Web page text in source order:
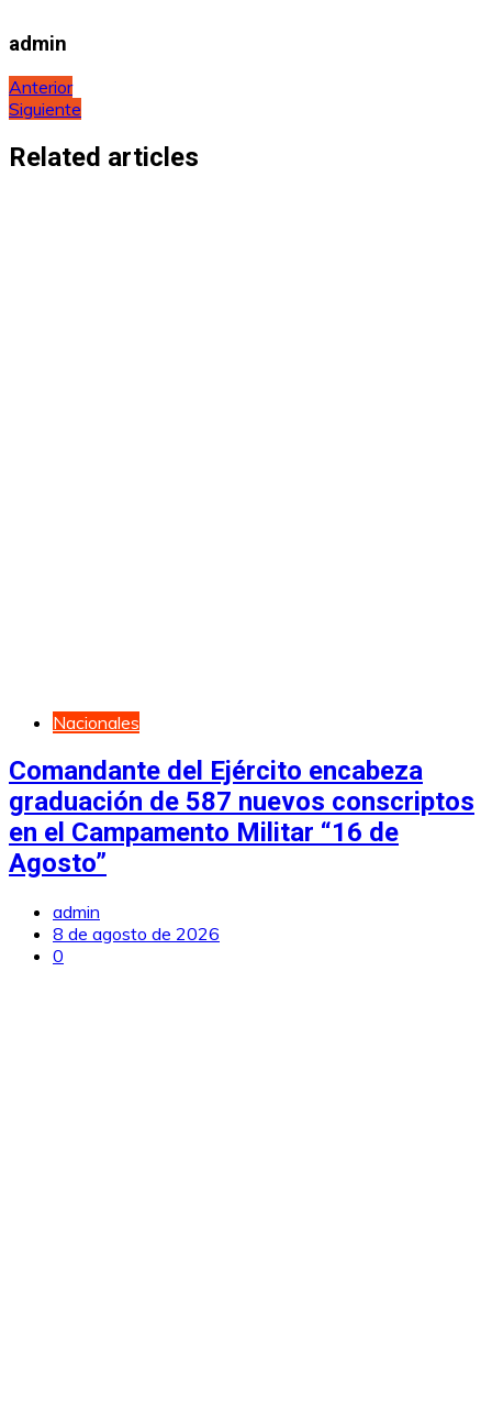
admin
Navegación
de
entradas
Anterior
Siguiente
Related articles
Nacionales
Comandante del Ejército encabeza
graduación de 587 nuevos conscriptos
en el Campamento Militar “16 de
Agosto”
admin
8 de agosto de 2026
0